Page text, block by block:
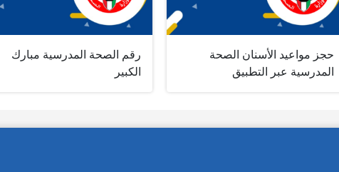
حجز مواعيد الأسنان الصحة
المدرسية عبر التطبيق
رقم الصحة المدرسية مبارك
الكبير